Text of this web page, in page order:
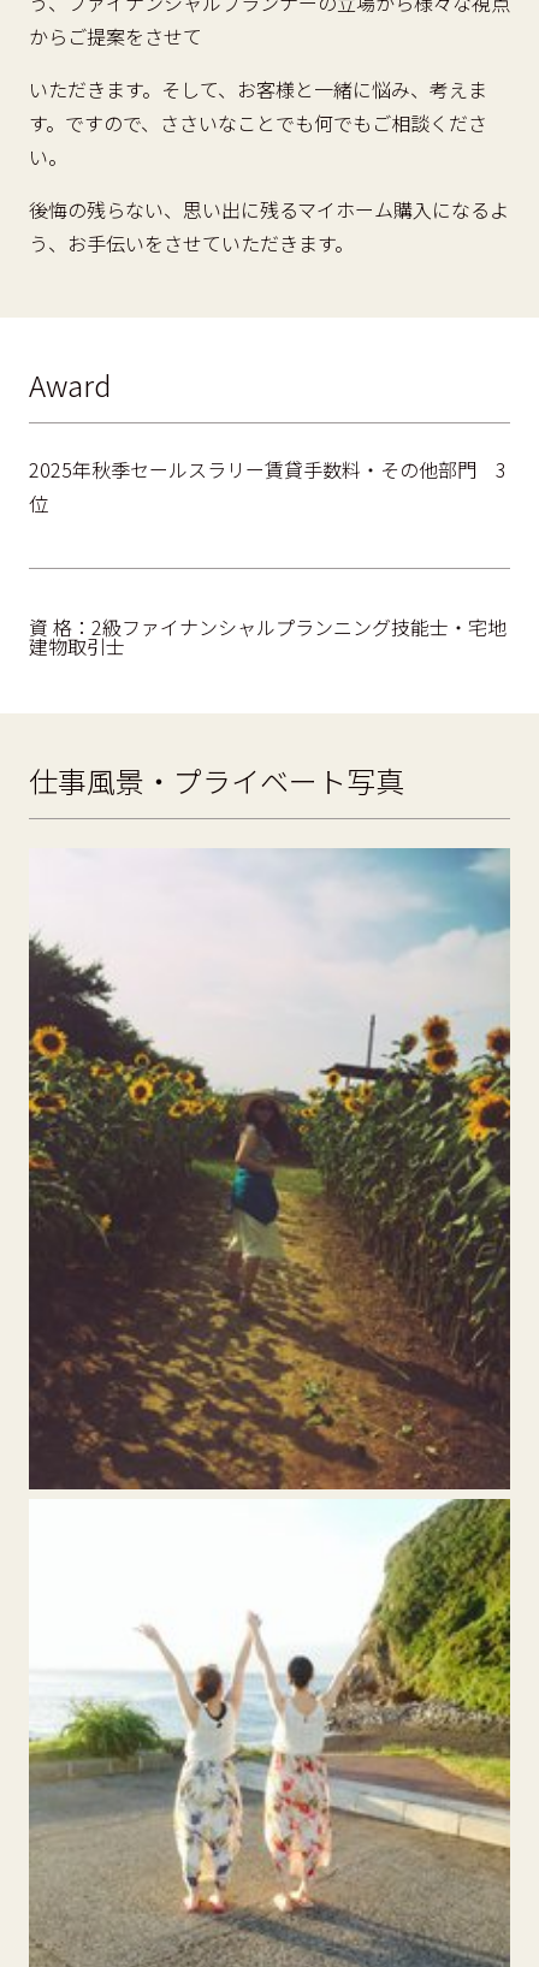
からご提案をさせて
いただきます。そして、お客様と一緒に悩み、考えま
す。ですので、ささいなことでも何でもご相談くださ
い。
後悔の残らない、思い出に残るマイホーム購入になるよ
う、お手伝いをさせていただきます。
Award
2025年秋季セールスラリー賃貸手数料・その他部門 3
位
資 格：2級ファイナンシャルプランニング技能士・宅地
建物取引士
仕事風景・プライベート写真